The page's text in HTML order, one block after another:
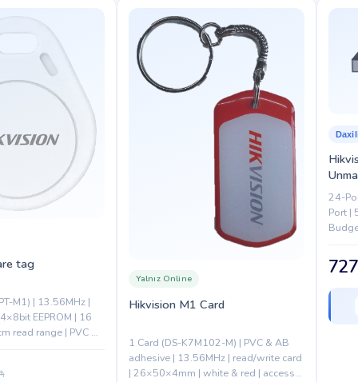
tag
M1) | 13.56MHz |
EEPROM | 16
read range | PVC &
Hikvision M1 Card
Yalnız Online
1 Card (DS-K7M102-M) | PVC & AB
adhesive | 13.56MHz | read/write card
| 26×50×4mm | white & red | access
24-
Port |
EMC/